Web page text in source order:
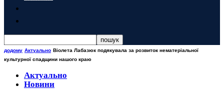
додому Актуально Віолета Лабазюк подякувала за розвиток нематеріальної
культурної спадщини нашого краю
Актуально
Новини